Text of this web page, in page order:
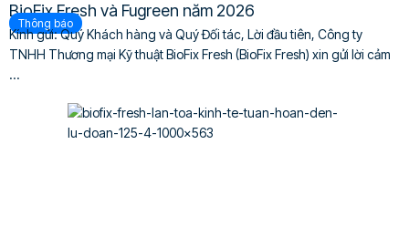
BioFix Fresh và Fugreen năm 2026
Thông báo
Kính gửi: Quý Khách hàng và Quý Đối tác, Lời đầu tiên, Công ty
TNHH Thương mại Kỹ thuật BioFix Fresh (BioFix Fresh) xin gửi lời cảm
...